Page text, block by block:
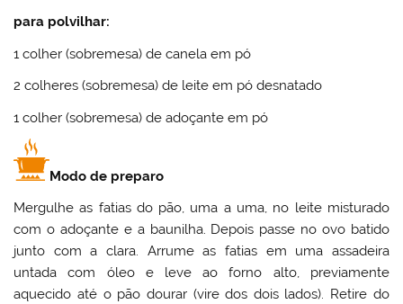
para polvilhar:
1 colher (sobremesa) de canela em pó
2 colheres (sobremesa) de leite em pó desnatado
1 colher (sobremesa) de adoçante em pó
Modo de preparo
Mergulhe as fatias do pão, uma a uma, no leite misturado
com o adoçante e a baunilha. Depois passe no ovo batido
junto com a clara. Arrume as fatias em uma assadeira
untada com óleo e leve ao forno alto, previamente
aquecido até o pão dourar (vire dos dois lados). Retire do